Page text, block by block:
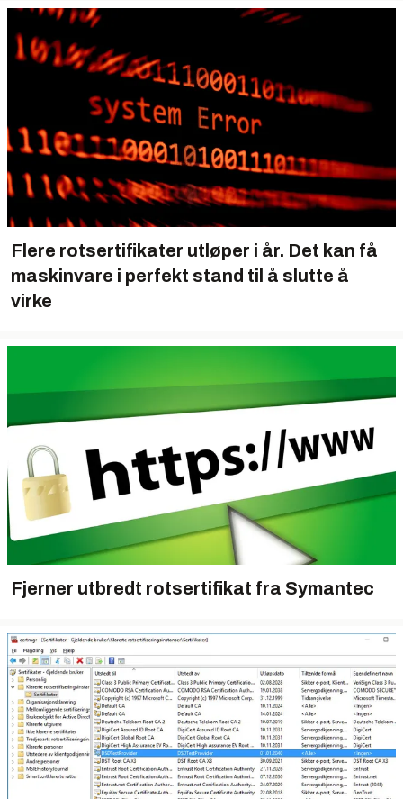
Flere rotsertifikater utløper i år. Det kan få
maskinvare i perfekt stand til å slutte å
virke
Fjerner utbredt rotsertifikat fra Symantec